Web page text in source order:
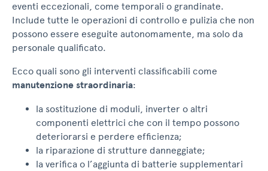
eventi eccezionali, come temporali o grandinate.
Include tutte le operazioni di controllo e pulizia che non
possono essere eseguite autonomamente, ma solo da
personale qualificato.
Ecco quali sono gli interventi classificabili come
manutenzione straordinaria:
la sostituzione di moduli, inverter o altri
componenti elettrici che con il tempo possono
deteriorarsi e perdere efficienza;
la riparazione di strutture danneggiate;
la verifica o l’aggiunta di batterie supplementari